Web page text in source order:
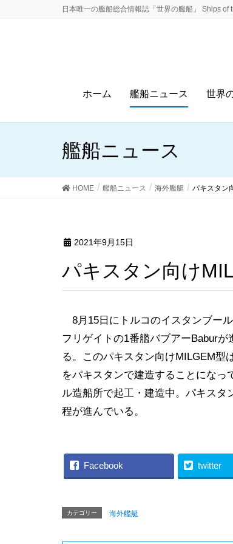
日本唯一の艦船総合情報誌「世界の艦船」 Ships of
ホーム 艦船ニュース 世界
艦船ニュース
HOME 艦船ニュース 海外艦艇 パキスタン
2021年9月15日
パキスタン向け
8月15日にトルコのイスタンブー
フリゲイトの1番艦バブアーBabur
る。このパキスタン向けMILGEM型
をパキスタンで建造することになっ
ル造船所で起工・建造中。パキスタ
程が進んでいる。
Facebook twitter
カテゴリー 海外艦艇